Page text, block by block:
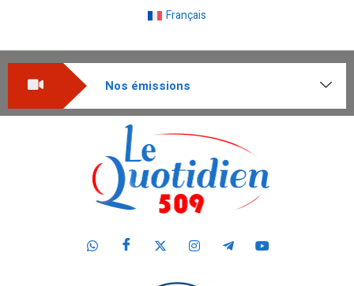
Français
Nos émissions